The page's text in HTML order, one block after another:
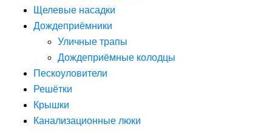
Щелевые насадки
Дождеприёмники
Уличные трапы
Дождеприёмные колодцы
Пескоуловители
Решётки
Крышки
Канализационные люки